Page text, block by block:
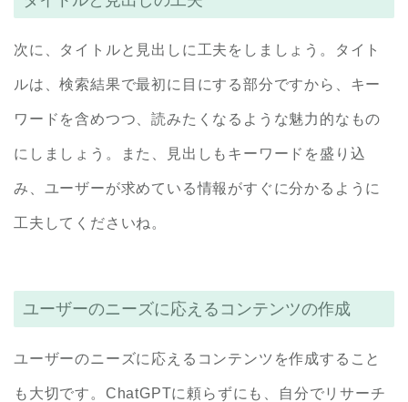
次に、タイトルと見出しに工夫をしましょう。タイト
ルは、検索結果で最初に目にする部分ですから、キー
ワードを含めつつ、読みたくなるような魅力的なもの
にしましょう。また、見出しもキーワードを盛り込
み、ユーザーが求めている情報がすぐに分かるように
工夫してくださいね。
ユーザーのニーズに応えるコンテンツの作成
ユーザーのニーズに応えるコンテンツを作成すること
も大切です。ChatGPTに頼らずにも、自分でリサーチ